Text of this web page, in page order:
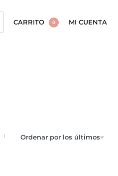
CARRITO 0 MI CUENTA
Ordenar por los últimos